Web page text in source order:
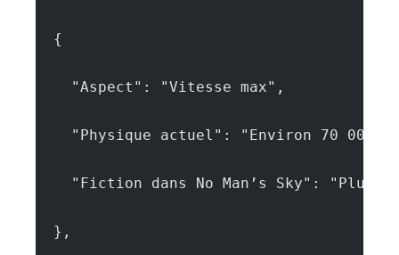
  {
    "Aspect": "Vitesse max",
"Physique actuel": "Environ 70 000
"Fiction dans No Man’s Sky":
  },